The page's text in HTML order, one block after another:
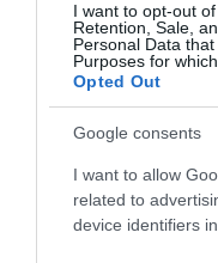
I want to opt-out
Retention, Sale,
Personal Data
Purposes for
Opted Out
Google consents
I want to allow
related to
device identifiers